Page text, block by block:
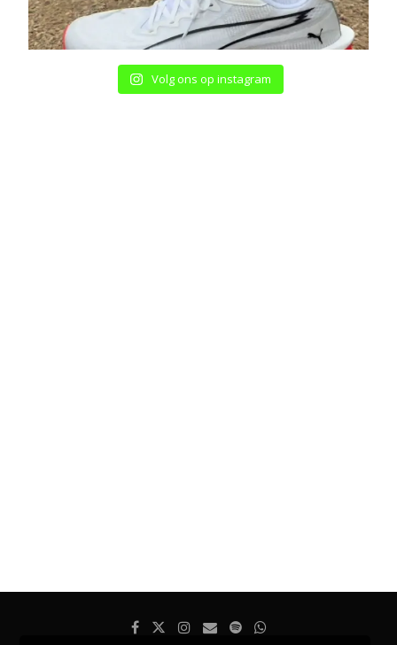
Volg ons op instagram